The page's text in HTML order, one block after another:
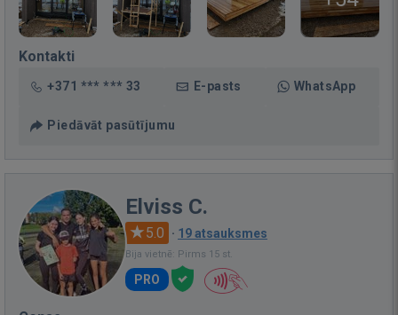
Kontakti
+371 *** *** 33 E-pasts WhatsApp
Piedāvāt pasūtījumu
Elviss C.
5.0 · 19 atsauksmes
Bija vietnē: Pirms 15 st.
PRO